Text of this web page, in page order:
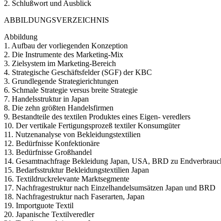
2. Schlußwort und Ausblick
ABBILDUNGSVERZEICHNIS
Abbildung
1. Aufbau der vorliegenden Konzeption
2. Die Instrumente des Marketing-Mix
3. Zielsystem im Marketing-Bereich
4. Strategische Geschäftsfelder (SGF) der KBC
3. Grundlegende Strategierichtungen
6. Schmale Strategie versus breite Strategie
7. Handelsstruktur in Japan
8. Die zehn größten Handelsfirmen
9. Bestandteile des textilen Produktes eines Eigen- veredlers
10. Der vertikale Fertigungsprozeß textiler Konsumgüter
11. Nutzenanalyse von Bekleidungstextilien
12. Bedürfnisse Konfektionäre
13. Bedürfnisse Großhandel
14. Gesamtnachfrage Bekleidung Japan, USA, BRD zu
15. Bedarfsstruktur Bekleidungstextilien Japan
16. Textildruckrelevante Marktsegmente
17. Nachfragestruktur nach Einzelhandelsumsätzen Japan und BRD
18. Nachfragestruktur nach Faserarten, Japan
19. Importguote Textil
20. Japanische Textilveredler